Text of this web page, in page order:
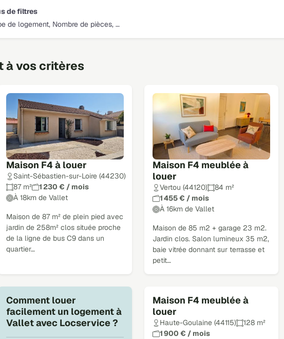
de filtres
de logement, Nombre de pièces, …
à vos critères
Maison F4 à louer
Saint-Sébastien-sur-Loire (44230)
87 m²
1 230 € / mois
À 18km de Vallet
Maison de 87 m² de plein pied avec
jardin de 258m² clos située proche
de la ligne de bus C9 dans un
quartier…
Maison F4 meublée à
louer
Vertou (44120)
84 m²
1 455 € / mois
À 16km de Vallet
Maison de 85 m2 + garage 23 m2.
Jardin clos. Salon lumineux 35 m2,
baie vitrée donnant sur terrasse et
petit…
Maison F4 meublée à
louer
Haute-Goulaine (44115)
128 m²
1 900 € / mois
Comment louer
facilement un logement à
Vallet avec Locservice ?